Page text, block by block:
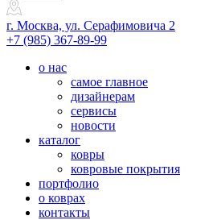
г. Москва, ул. Серафимовича 2
+7 (985) 367-89-99
о нас
самое главное
дизайнерам
сервисы
новости
каталог
ковры
ковровые покрытия
портфолио
о коврах
контакты